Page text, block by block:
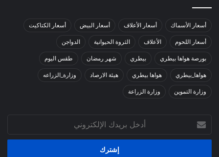
أسعار الأسماك أسعار الأعلاف أسعار البيض أسعار الكتاكيت
أسعار اللحوم الأعلاف الثروة الحيوانية الدواجن
بورصة هواها بيطري بيطري شهر رمضان طقس اليوم
هواها_بيطري هواها بيطري هيئة الارصاد وزارة_الزراعه
وزارة التموين وزارة الزراعة
بريدك
الإلكتروني